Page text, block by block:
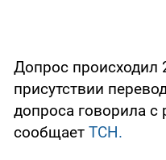
Допрос происходил
присутствии
допроса говорила
сообщает ТСН.